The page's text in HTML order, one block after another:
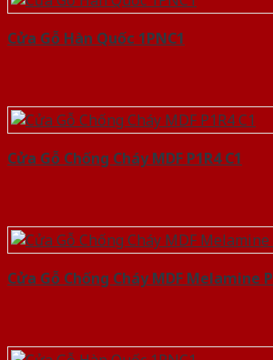
Cửa Gỗ Hàn Quốc 1PNC1
Cửa Gỗ Chống Cháy MDF P1R4 C1
Cửa Gỗ Chống Cháy MDF Melamine